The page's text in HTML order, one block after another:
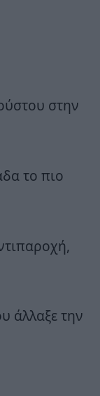
στην
το πιο
άλλαξε την